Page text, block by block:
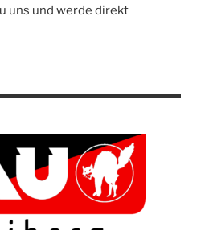
uns und werde direkt